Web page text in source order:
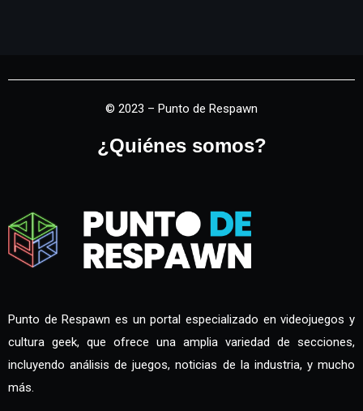
© 2023 – Punto de Respawn
¿Quiénes somos?
Punto de Respawn es un portal especializado en videojuegos y
cultura geek, que ofrece una amplia variedad de secciones,
incluyendo análisis de juegos, noticias de la industria, y mucho
más.